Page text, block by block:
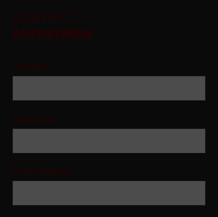
KONTAKT
AUFNEHMEN
Vorname *
Nachname *
E-Mail-Adresse